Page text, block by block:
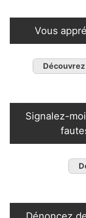
Vous
Signalez-